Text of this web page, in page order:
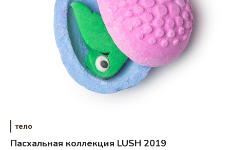
тело
Пасхальная коллекция LUSH 2019